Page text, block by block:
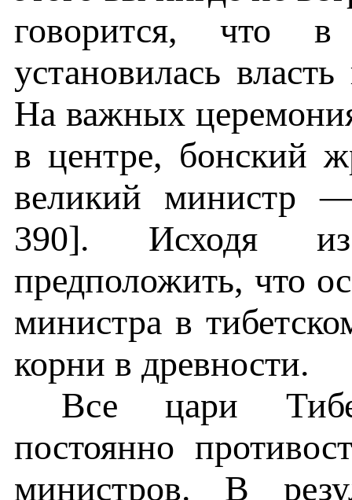
говорится, что
установилась
На важных
в центре, бонский
великий министр
390]. Исходя
предположить, что
министра в
корни в древности.
Все цари
постоянно
министров. В